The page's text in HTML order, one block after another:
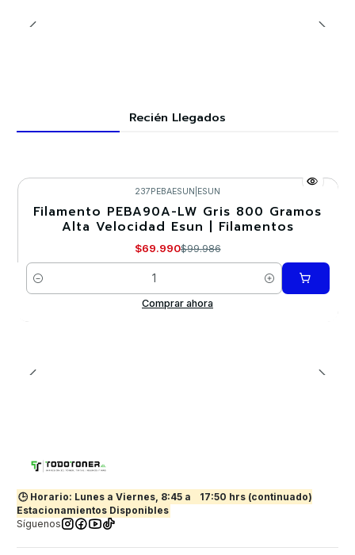
Recién Llegados
-30%
237PEBAESUN ESUN
Filamento PEBA90A-LW Gris 800 Gramos
Alta Velocidad Esun | Filamentos
$69.990$99.986
Cantidad
Comprar ahora
🕒 Horario: Lunes a Viernes, 8:45 a
17:50 hrs (continuado)
Estacionamientos Disponibles
Síguenos